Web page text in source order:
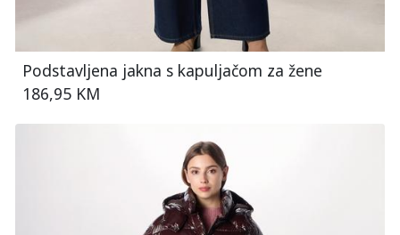
Podstavljena jakna s kapuljačom za žene
186,95 KM